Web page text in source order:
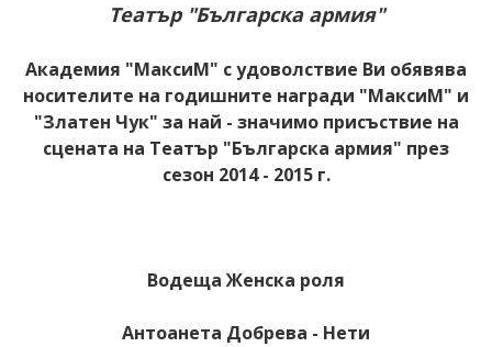
Театър "Българска армия"
Академия "МаксиМ" с удоволствие Ви обявява
носителите на годишните награди "МаксиМ" и
"Златен Чук" за най - значимо присъствие на
сцената на Театър "Българска армия" през
сезон 2014 - 2015 г.
Водеща Женска роля
Антоанета Добрева - Нети